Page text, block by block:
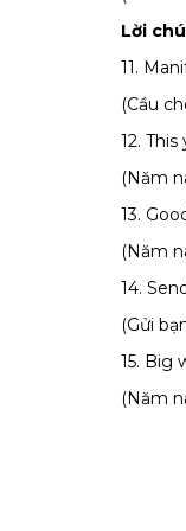
Lời
11.
(Cầu
12.
(Năm
13.
(Năm
14.
(Gửi
15. Big
(Năm